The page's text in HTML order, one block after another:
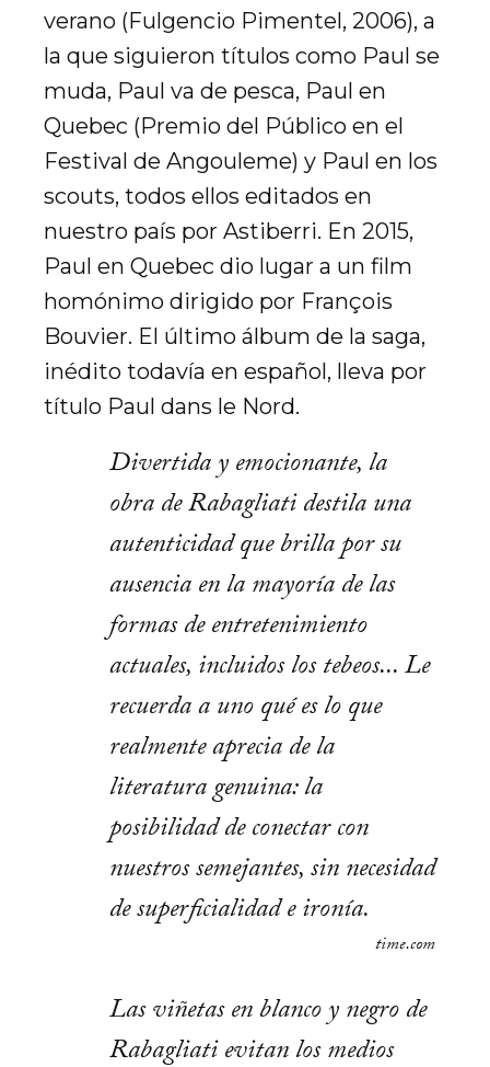
verano (Fulgencio Pimentel, 2006), a
la que siguieron títulos como Paul se
muda, Paul va de pesca, Paul en
Quebec (Premio del Público en el
Festival de Angouleme) y Paul en los
scouts, todos ellos editados en
nuestro país por Astiberri. En 2015,
Paul en Quebec dio lugar a un film
homónimo dirigido por François
Bouvier. El último álbum de la saga,
inédito todavía en español, lleva por
título Paul dans le Nord.
Divertida y emocionante, la
obra de Rabagliati destila una
autenticidad que brilla por su
ausencia en la mayoría de las
formas de entretenimiento
actuales, incluidos los tebeos... Le
recuerda a uno qué es lo que
realmente aprecia de la
literatura genuina: la
posibilidad de conectar con
nuestros semejantes, sin necesidad
de superficialidad e ironía.
time.com
Las viñetas en blanco y negro de
Rabagliati evitan los medios